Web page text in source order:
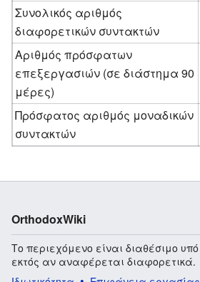
Συνολικός αριθμός
διαφορετικών συντακτών
Αριθμός πρόσφατων
επεξεργασιών (σε διάστημα 90
μέρες)
Πρόσφατος αριθμός μοναδικών
συντακτών
OrthodoxWiki
Το περιεχόμενο είναι διαθέσιμο υπό
εκτός αν αναφέρεται διαφορετικά.